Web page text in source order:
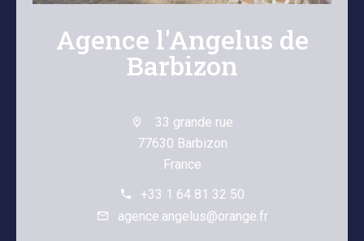
Agence l'Angelus de
Barbizon
33 grande rue
77630 Barbizon
France
+33 1 64 81 32 50
agence.angelus@orange.fr